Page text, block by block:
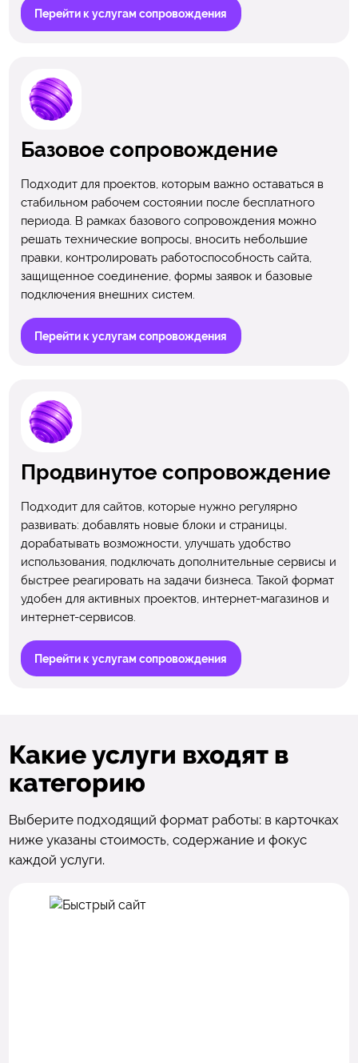
Перейти к услугам сопровождения
Базовое сопровождение
Подходит для проектов, которым важно оставаться в
стабильном рабочем состоянии после бесплатного
периода. В рамках базового сопровождения можно
решать технические вопросы, вносить небольшие
правки, контролировать работоспособность сайта,
защищенное соединение, формы заявок и базовые
подключения внешних систем.
Перейти к услугам сопровождения
Продвинутое сопровождение
Подходит для сайтов, которые нужно регулярно
развивать: добавлять новые блоки и страницы,
дорабатывать возможности, улучшать удобство
использования, подключать дополнительные сервисы и
быстрее реагировать на задачи бизнеса. Такой формат
удобен для активных проектов, интернет-магазинов и
интернет-сервисов.
Перейти к услугам сопровождения
Какие услуги входят в
категорию
Выберите подходящий формат работы: в карточках
ниже указаны стоимость, содержание и фокус
каждой услуги.